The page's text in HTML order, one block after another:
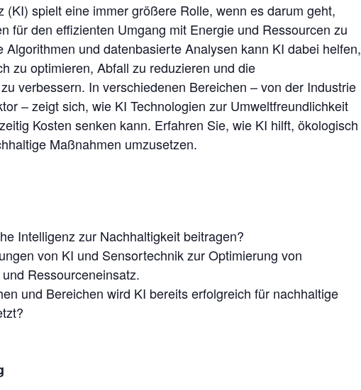
(KI) spielt eine immer größere Rolle, wenn es darum geht,
für den effizienten Umgang mit Energie und Ressourcen zu
Algorithmen und datenbasierte Analysen kann KI dabei helfen,
zu optimieren, Abfall zu reduzieren und die
verbessern. In verschiedenen Bereichen – von der Industrie
– zeigt sich, wie KI Technologien zur Umweltfreundlichkeit
Kosten senken kann. Erfahren Sie, wie KI hilft, ökologisch
Maßnahmen umzusetzen.
Intelligenz zur Nachhaltigkeit beitragen?
von KI und Sensortechnik zur Optimierung von
Ressourceneinsatz.
und Bereichen wird KI bereits erfolgreich für nachhaltige